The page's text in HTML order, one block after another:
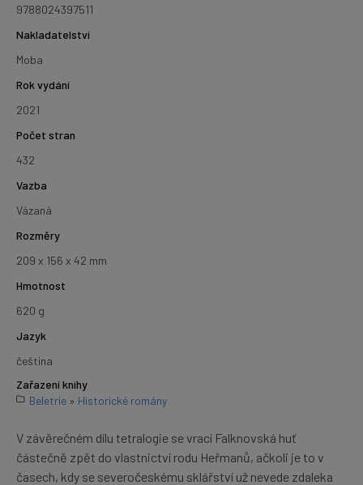
9788024397511
Nakladatelství
Moba
Rok vydání
2021
Počet stran
432
Vazba
Vázaná
Rozměry
209 x 156 x 42 mm
Hmotnost
620 g
Jazyk
čeština
Zařazení knihy
Beletrie » Historické romány
V závěrečném dílu tetralogie se vrací Falknovská huť
částečně zpět do vlastnictví rodu Heřmanů, ačkoli je to v
časech, kdy se severočeskému sklářství už nevede zdaleka